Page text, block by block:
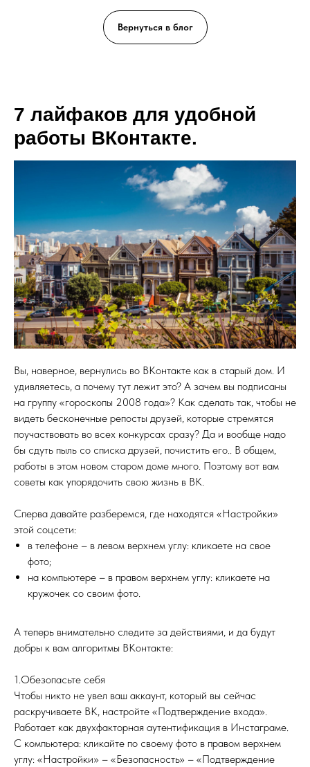
Вернуться в блог
7 лайфаков для удобной
работы ВКонтакте.
Вы, наверное, вернулись во ВКонтакте как в старый дом. И
удивляетесь, а почему тут лежит это? А зачем вы подписаны
на группу «гороскопы 2008 года»? Как сделать так, чтобы не
видеть бесконечные репосты друзей, которые стремятся
поучаствовать во всех конкурсах сразу? Да и вообще надо
бы сдуть пыль со списка друзей, почистить его.. В общем,
работы в этом новом старом доме много. Поэтому вот вам
советы как упорядочить свою жизнь в ВК.
Сперва давайте разберемся, где находятся «Настройки»
этой соцсети:
в телефоне – в левом верхнем углу: кликаете на свое
фото;
на компьютере – в правом верхнем углу: кликаете на
кружочек со своим фото.
А теперь внимательно следите за действиями, и да будут
добры к вам алгоритмы ВКонтакте:
1.Обезопасьте себя
Чтобы никто не увел ваш аккаунт, который вы сейчас
раскручиваете ВК, настройте «Подтверждение входа».
Работает как двухфакторная аутентификация в Инстаграме.
С компьютера: кликайте по своему фото в правом верхнем
углу: «Настройки» – «Безопасность» – «Подтверждение